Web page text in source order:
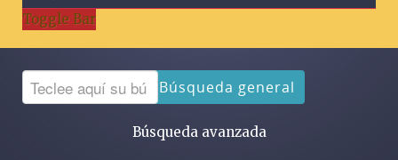
Toggle Bar
Búsqueda general
Búsqueda avanzada